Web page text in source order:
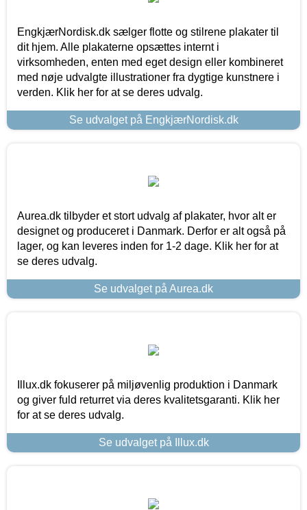
EngkjærNordisk.dk sælger flotte og stilrene plakater til
dit hjem. Alle plakaterne opsættes internt i
virksomheden, enten med eget design eller kombineret
med nøje udvalgte illustrationer fra dygtige kunstnere i
verden. Klik her for at se deres udvalg.
Se udvalget på EngkjærNordisk.dk
Aurea.dk tilbyder et stort udvalg af plakater, hvor alt er
designet og produceret i Danmark. Derfor er alt også på
lager, og kan leveres inden for 1-2 dage. Klik her for at
se deres udvalg.
Se udvalget på Aurea.dk
Illux.dk fokuserer på miljøvenlig produktion i Danmark
og giver fuld returret via deres kvalitetsgaranti. Klik her
for at se deres udvalg.
Se udvalget på Illux.dk